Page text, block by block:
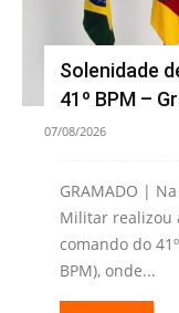
Solenidade
41º BPM –
07/08/2026
GRAMADO |
Militar realizou
comando do
BPM), onde...